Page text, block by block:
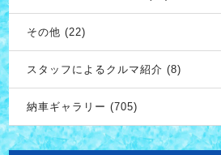
その他 (22)
スタッフによるクルマ紹介 (8)
納車ギャラリー (705)